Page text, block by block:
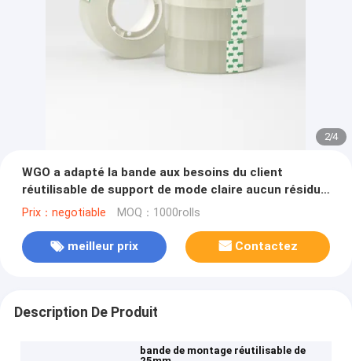
2/4
WGO a adapté la bande aux besoins du client
réutilisable de support de mode claire aucun résidu
lavable
Prix：negotiable MOQ：1000rolls
meilleur prix Contactez
Description De Produit
bande de montage réutilisable de